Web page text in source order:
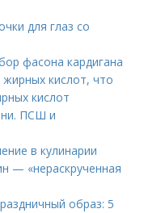
для глаз со
фасона кардигана
кислот, что
кислот
ПСШ и
в кулинарии
— «нераскрученная
образ: 5